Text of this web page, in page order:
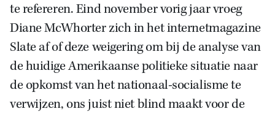
Zoek
te refereren. Eind november vorig jaar vroeg
Diane McWhorter zich in het internetmagazine
Slate af of deze weigering om bij de analyse van
de huidige Amerikaanse politieke situatie naar
de opkomst van het nationaal-socialisme te
verwijzen, ons juist niet blind maakt voor de